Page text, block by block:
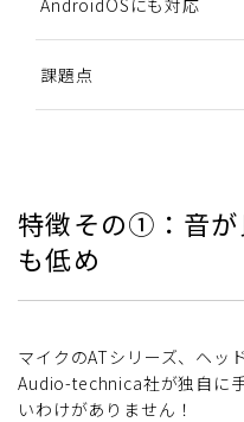
課題点
特徴その①：音が
も低め
マイクのATシリーズ、ヘッ
Audio-technica社が独自に
いわけがありません！